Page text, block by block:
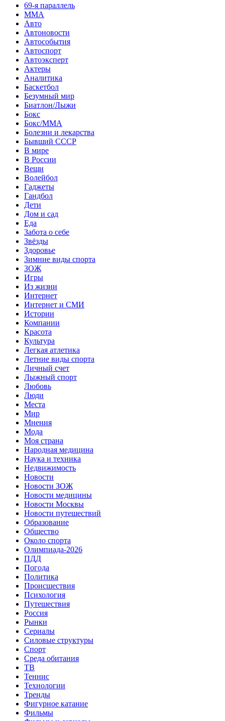
69-я параллель
MMA
Авто
Автоновости
Автособытия
Автоспорт
Автоэксперт
Актеры
Аналитика
Баскетбол
Безумный мир
Биатлон/Лыжи
Бокс
Бокс/MMA
Болезни и лекарства
Бывший СССР
В мире
В России
Вещи
Волейбол
Гаджеты
Гандбол
Дети
Дом и сад
Еда
Забота о себе
Звёзды
Здоровье
Зимние виды спорта
ЗОЖ
Игры
Из жизни
Интернет
Интернет и СМИ
Истории
Компании
Красота
Культура
Легкая атлетика
Летние виды спорта
Личный счет
Лыжный спорт
Любовь
Люди
Места
Мир
Мнения
Мода
Моя страна
Народная медицина
Наука и техника
Недвижимость
Новости
Новости ЗОЖ
Новости медицины
Новости Москвы
Новости путешествий
Образование
Общество
Около спорта
Олимпиада-2026
ПДД
Погода
Политика
Происшествия
Психология
Путешествия
Россия
Рынки
Сериалы
Силовые структуры
Спорт
Среда обитания
ТВ
Теннис
Технологии
Тренды
Фигурное катание
Фильмы